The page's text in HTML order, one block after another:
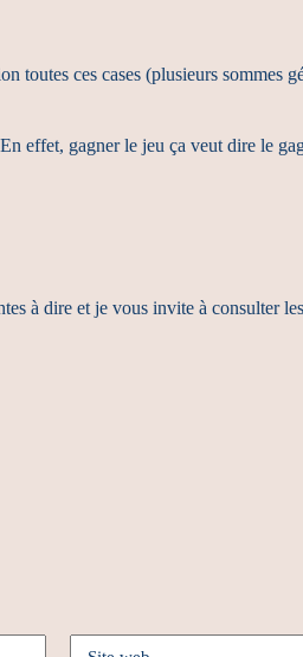
toutes ces cases (plusieurs sommes
effet, gagner le jeu ça veut dire le
à dire et je vous invite à consulter